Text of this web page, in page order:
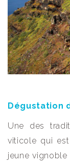
Dégustation
Une des
viticole qui
jeune vignoble